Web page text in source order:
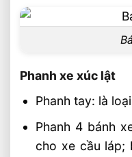
Xe Nâng
Chọn Tối
Xe Nâng
Xe Nâng
Nâng Cao
Phanh xe xúc lật
Phanh tay: là
Phanh 4 bánh
cho xe cầu láp;